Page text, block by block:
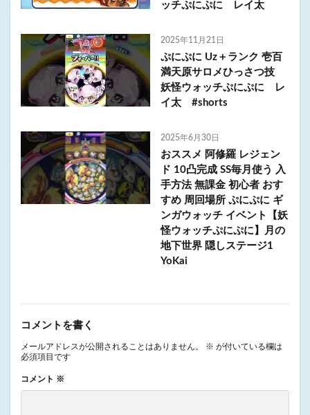
ッチぷにぷに レイ太
2025年11月21日
ぷにぷに Uz＋ランク 壱百
満天原サロメひっさつ技
妖怪ウォッチぷにぷに レ
イ太 #shorts
2025年6月30日
おススメ 阿修羅 レジェン
ド 10凸完成 SS毎月使う 入
手方法 無課金 初心者 おす
すめ 周回場所 ぷにぷに ギ
ンガウォッチ イベント【妖
怪ウォッチぷにぷに】月の
地下世界 隠しステージ1
YoKai
コメントを書く
メールアドレスが公開されることはありません。 ※ が付いている欄は
必須項目です
コメント ※